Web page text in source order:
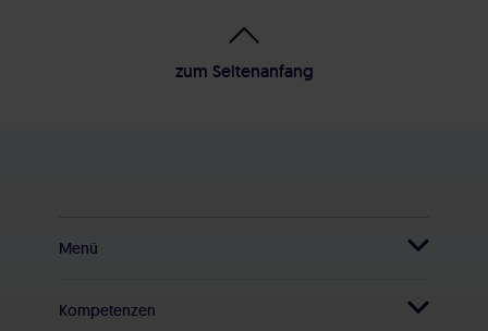
zum Seitenanfang
Menü
Kompetenzen